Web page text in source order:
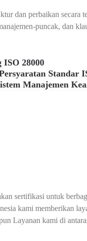
dan perbaikan secara
puncak, dan
28000
Standar
Manajemen
sertifikasi untuk
kami memberikan
Layanan kami di